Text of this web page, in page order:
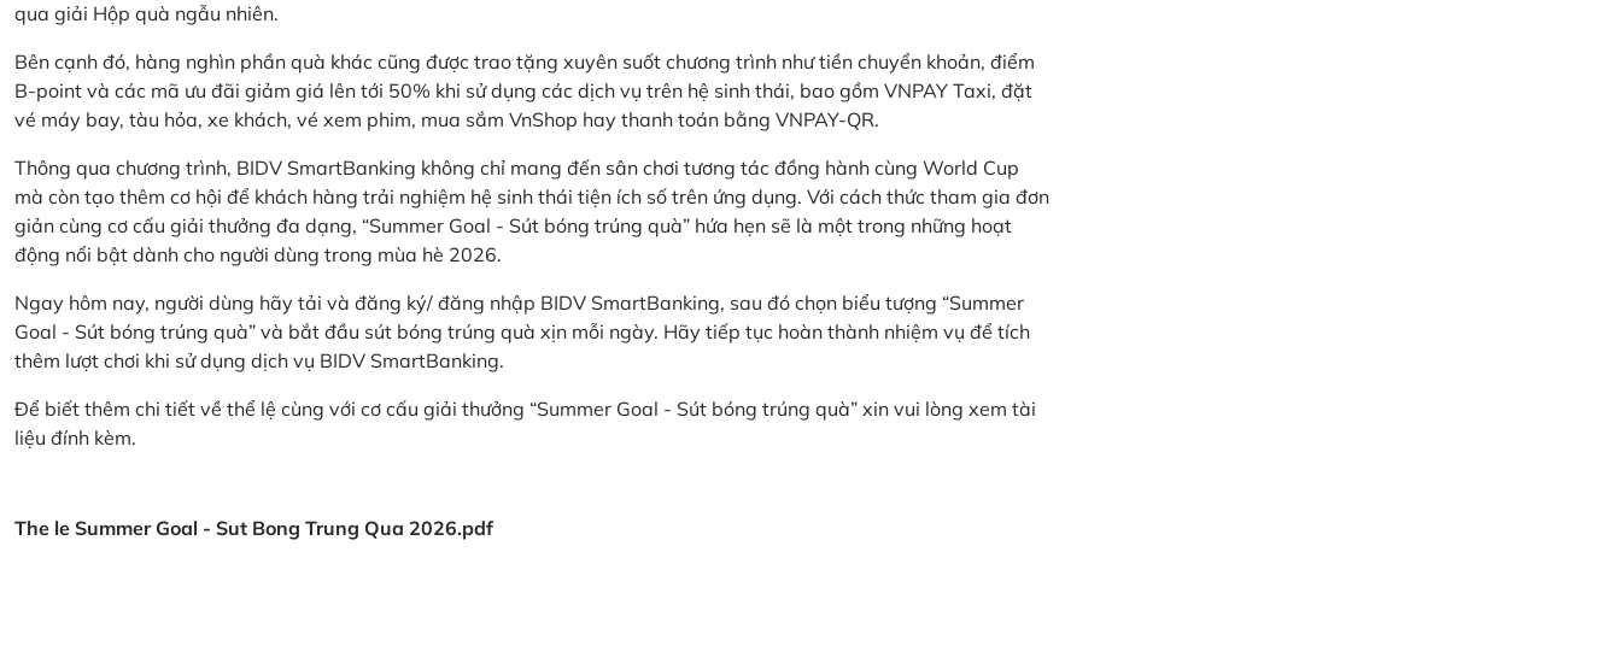
qua giải Hộp quà ngẫu nhiên.
Bên cạnh đó, hàng nghìn phần quà khác cũng được trao tặng xuyên suốt chương trình như tiền chuyển khoản, điểm
B-point và các mã ưu đãi giảm giá lên tới 50% khi sử dụng các dịch vụ trên hệ sinh thái, bao gồm VNPAY Taxi, đặt
vé máy bay, tàu hỏa, xe khách, vé xem phim, mua sắm VnShop hay thanh toán bằng VNPAY-QR.
Thông qua chương trình, BIDV SmartBanking không chỉ mang đến sân chơi tương tác đồng hành cùng World Cup
mà còn tạo thêm cơ hội để khách hàng trải nghiệm hệ sinh thái tiện ích số trên ứng dụng. Với cách thức tham gia đơn
giản cùng cơ cấu giải thưởng đa dạng, “Summer Goal - Sút bóng trúng quà” hứa hẹn sẽ là một trong những hoạt
động nổi bật dành cho người dùng trong mùa hè 2026.
Ngay hôm nay, người dùng hãy tải và đăng ký/ đăng nhập BIDV SmartBanking, sau đó chọn biểu tượng “Summer
Goal - Sút bóng trúng quà” và bắt đầu sút bóng trúng quà xịn mỗi ngày. Hãy tiếp tục hoàn thành nhiệm vụ để tích
thêm lượt chơi khi sử dụng dịch vụ BIDV SmartBanking.
Để biết thêm chi tiết về thể lệ cùng với cơ cấu giải thưởng “Summer Goal - Sút bóng trúng quà” xin vui lòng xem tài
liệu đính kèm.
The le Summer Goal - Sut Bong Trung Qua 2026.pdf